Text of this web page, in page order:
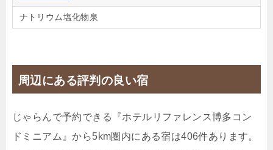
ナトリウム塩化物泉
周辺にある評判の良い宿
じゃらんで予約できる『ホテルリファレンス博多コン
ドミニアム』から5km圏内にある宿は406件あります。